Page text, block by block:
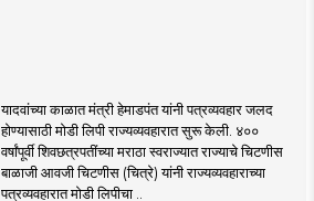
यादवांच्या काळात मंत्री हेमाडपंत यांनी पत्रव्यवहार जलद
होण्यासाठी मोडी लिपी राज्यव्यवहारात सुरू केली. ४००
वर्षांपूर्वी शिवछत्रपतींच्या मराठा स्वराज्यात राज्याचे चिटणीस
बाळाजी आवजी चिटणीस (चित्रे) यांनी राज्यव्यवहाराच्या
पत्रव्यवहारात मोडी लिपीचा ..